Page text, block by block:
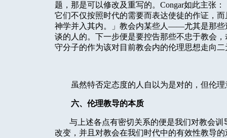
题，那是可以修改及重写的。 Congar如此主张：
它们不仅按照时代的需要而表达使徒的作证，
神学并入其内。」教会内某些人——尤其是那些
谈的人的。下一步便是要控告那些不忠于教会
守分子的作为该对目前教会内的伦理思想走向
虽然特否定态度的人自以为是对的，但伦
六、伦理教导的本质
与上述各点有密切关系的便是我们对教会
改变，并且对教会在我们时代中的有效性教导